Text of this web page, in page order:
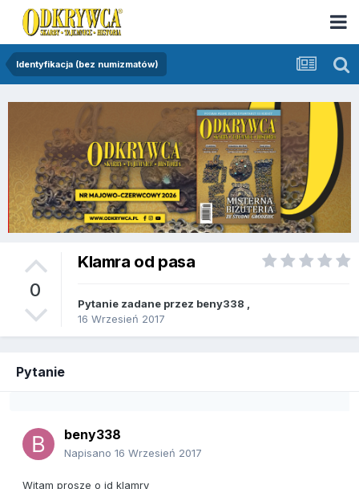
Identyfikacja (bez numizmatów)
0
Klamra od pasa
Pytanie zadane przez beny338
16 Wrzesień 2017
Pytanie
beny338
Napisano 16 Wrzesień 2017
Witam prosze o id klamry